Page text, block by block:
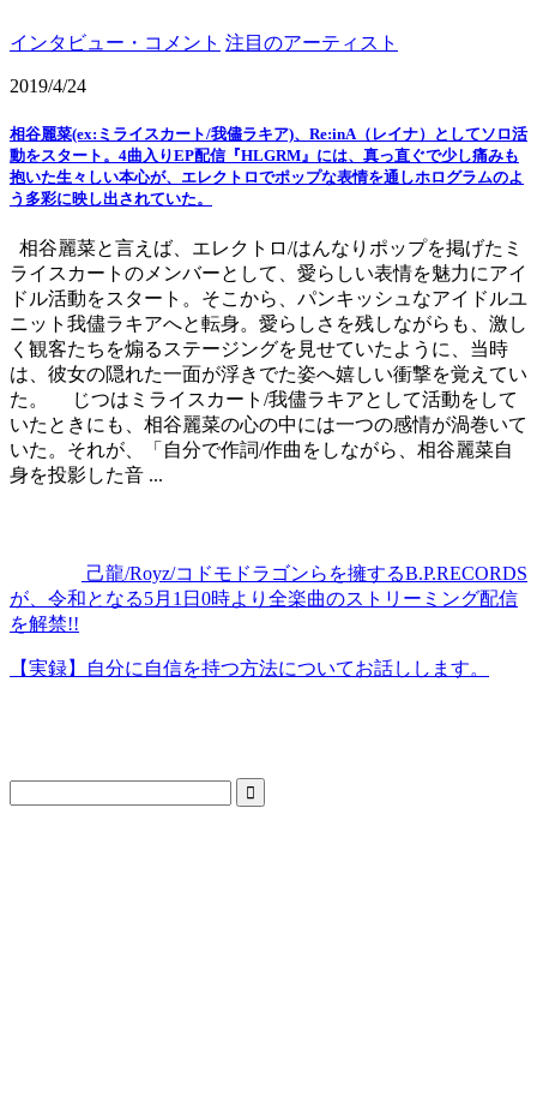
インタビュー・コメント 注目のアーティスト
2019/4/24
相谷麗菜(ex:ミライスカート/我儘ラキア)、Re:inA（レイナ）としてソロ活
動をスタート。4曲入りEP配信『HLGRM』には、真っ直ぐで少し痛みも
抱いた生々しい本心が、エレクトロでポップな表情を通しホログラムのよ
う多彩に映し出されていた。
相谷麗菜と言えば、エレクトロ/はんなりポップを掲げたミ
ライスカートのメンバーとして、愛らしい表情を魅力にアイ
ドル活動をスタート。そこから、パンキッシュなアイドルユ
ニット我儘ラキアへと転身。愛らしさを残しながらも、激し
く観客たちを煽るステージングを見せていたように、当時
は、彼女の隠れた一面が浮きでた姿へ嬉しい衝撃を覚えてい
た。 じつはミライスカート/我儘ラキアとして活動をして
いたときにも、相谷麗菜の心の中には一つの感情が渦巻いて
いた。それが、「自分で作詞/作曲をしながら、相谷麗菜自
身を投影した音 ...
己龍/Royz/コドモドラゴンらを擁するB.P.RECORDS
が、令和となる5月1日0時より全楽曲のストリーミング配信
を解禁!!
【実録】自分に自信を持つ方法についてお話しします。